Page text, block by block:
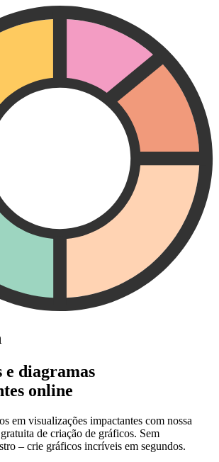
diagramas
online
em visualizações impactantes com nossa
de criação de gráficos. Sem
– crie gráficos incríveis em segundos.